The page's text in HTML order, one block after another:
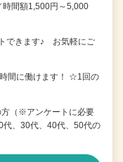
間額1,500円～5,000
できます♪ お気軽にご
間に働けます！ ☆1回の
（※アンケートに必要
、30代、40代、50代の